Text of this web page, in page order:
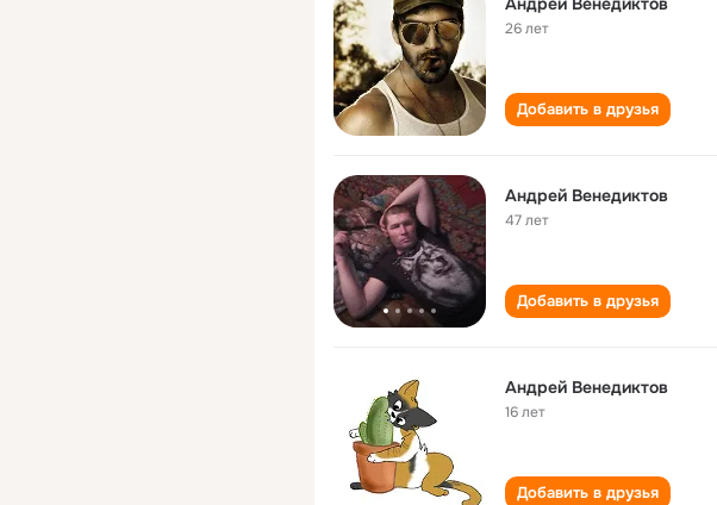
26 лет
Добавить в друзья
Андрей Венедиктов
47 лет
Добавить в друзья
Андрей Венедиктов
16 лет
Добавить в друзья